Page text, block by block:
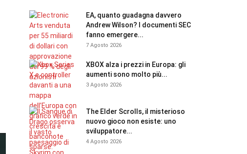
EA, quanto guadagna davvero
Andrew Wilson? I documenti SEC
fanno emergere...
7 Agosto 2026
XBOX alza i prezzi in Europa: gli
aumenti sono molto più...
3 Agosto 2026
The Elder Scrolls, il misterioso
nuovo gioco non esiste: uno
sviluppatore...
4 Agosto 2026